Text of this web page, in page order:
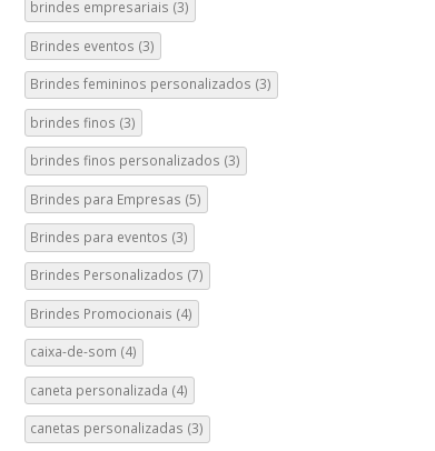
brindes empresariais (3)
Brindes eventos (3)
Brindes femininos personalizados (3)
brindes finos (3)
brindes finos personalizados (3)
Brindes para Empresas (5)
Brindes para eventos (3)
Brindes Personalizados (7)
Brindes Promocionais (4)
caixa-de-som (4)
caneta personalizada (4)
canetas personalizadas (3)